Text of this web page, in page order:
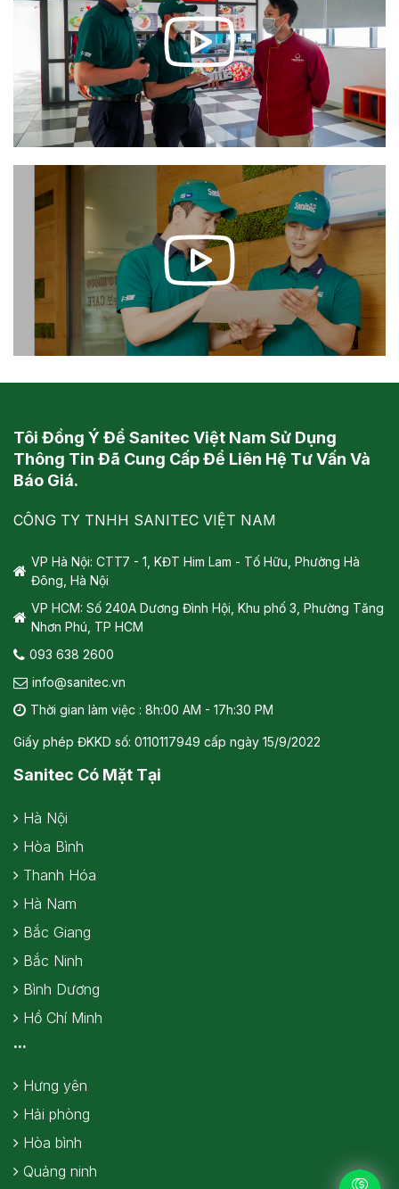
Tôi Đồng Ý Để Sanitec Việt Nam Sử Dụng
Thông Tin Đã Cung Cấp Để Liên Hệ Tư Vấn Và
Báo Giá.
CÔNG TY TNHH SANITEC VIỆT NAM
VP Hà Nội: CTT7 - 1, KĐT Him Lam - Tố Hữu, Phường Hà
Đông, Hà Nội
VP HCM: Số 240A Dương Đình Hội, Khu phố 3, Phường Tăng
Nhơn Phú, TP HCM
093 638 2600
info@sanitec.vn
Thời gian làm việc : 8h:00 AM - 17h:30 PM
Giấy phép ĐKKD số: 0110117949 cấp ngày 15/9/2022
Sanitec Có Mặt Tại
Hà Nội
Hòa Bình
Thanh Hóa
Hà Nam
Bắc Giang
Bắc Ninh
Bình Dương
Hồ Chí Minh
...
Hưng yên
Hải phòng
Hòa bình
Quảng ninh